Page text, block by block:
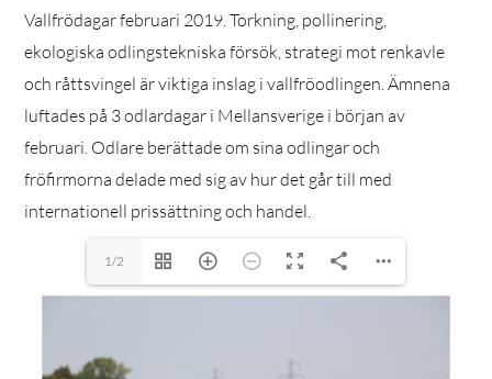
Vallfrödagar februari 2019. Torkning, pollinering,
ekologiska odlingstekniska försök, strategi mot renkavle
och råttsvingel är viktiga inslag i vallfröodlingen. Ämnena
luftades på 3 odlardagar i Mellansverige i början av
februari. Odlare berättade om sina odlingar och
fröfirmorna delade med sig av hur det går till med
internationell prissättning och handel.
1/2